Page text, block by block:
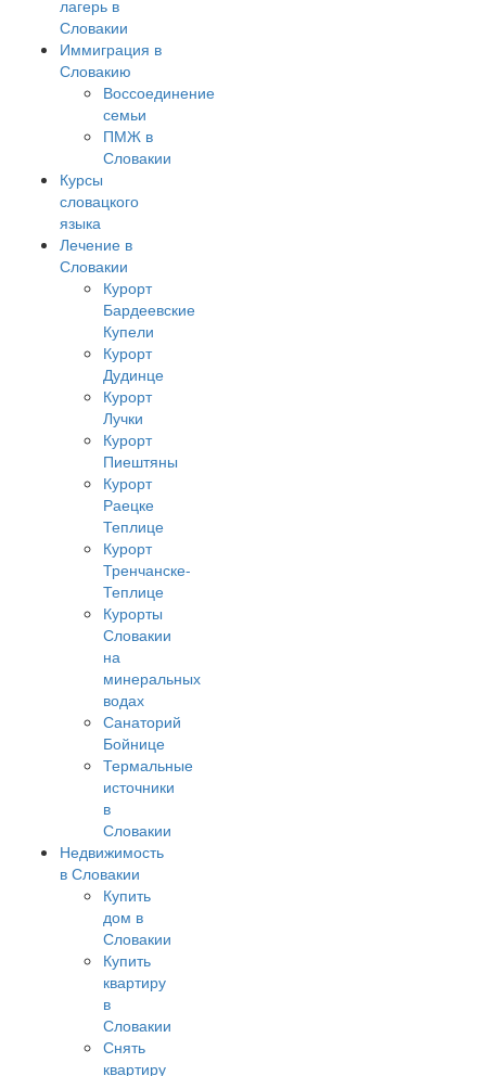
лагерь в
Словакии
Иммиграция в
Словакию
Воссоединение
семьи
ПМЖ в
Словакии
Курсы
словацкого
языка
Лечение в
Словакии
Курорт
Бардеевские
Купели
Курорт
Дудинце
Курорт
Лучки
Курорт
Пиештяны
Курорт
Раецке
Теплице
Курорт
Тренчанске-
Теплице
Курорты
Словакии
на
минеральных
водах
Санаторий
Бойнице
Термальные
источники
в
Словакии
Недвижимость
в Словакии
Купить
дом в
Словакии
Купить
квартиру
в
Словакии
Снять
квартиру